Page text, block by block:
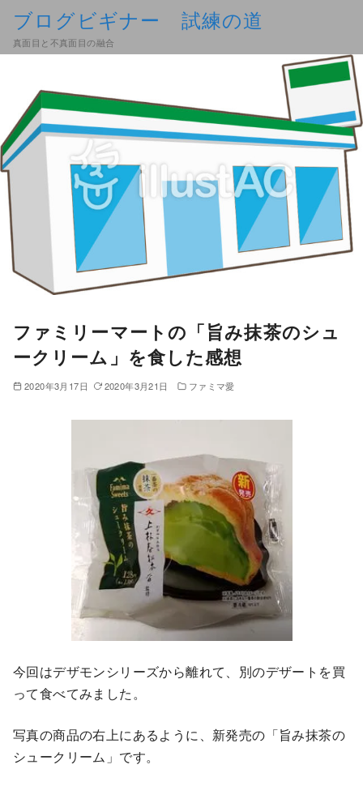
ブログビギナー 試練の道
真面目と不真面目の融合
ファミリーマートの「旨み抹茶のシュ
ークリーム」を食した感想
2020年3月17日 2020年3月21日 ファミマ愛
今回はデザモンシリーズから離れて、別のデザートを買
って食べてみました。
写真の商品の右上にあるように、新発売の「旨み抹茶の
シュークリーム」です。